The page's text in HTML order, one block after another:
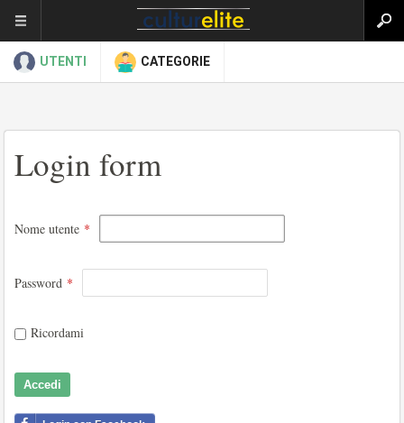
UTENTI CATEGORIE
Login form
Nome utente *
Password *
Ricordami
Accedi